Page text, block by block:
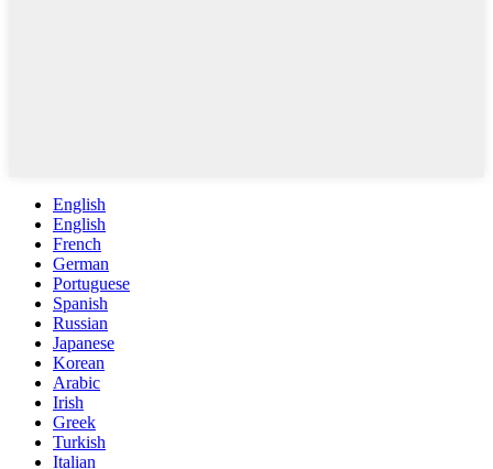
English
English
French
German
Portuguese
Spanish
Russian
Japanese
Korean
Arabic
Irish
Greek
Turkish
Italian